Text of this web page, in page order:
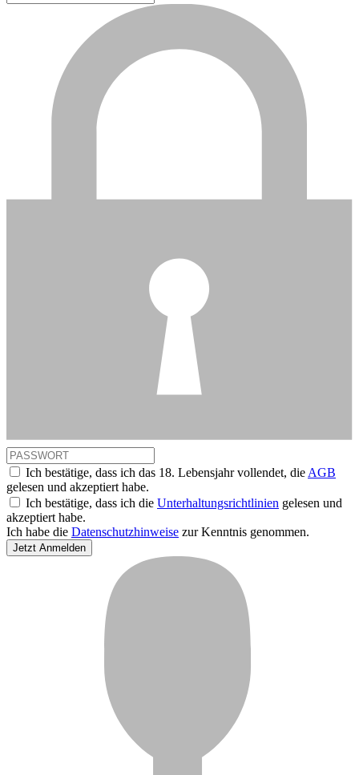
Ich bestätige, dass ich das 18. Lebensjahr vollendet, die AGB
gelesen und akzeptiert habe.
Ich bestätige, dass ich die Unterhaltungsrichtlinien gelesen und
akzeptiert habe.
Ich habe die Datenschutzhinweise zur Kenntnis genommen.
Jetzt Anmelden